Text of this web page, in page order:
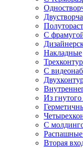
С
Накладные
С
Из
С
Вторая